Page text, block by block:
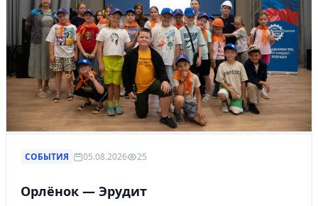
СОБЫТИЯ 05.08.2026 25
Орлёнок — Эрудит